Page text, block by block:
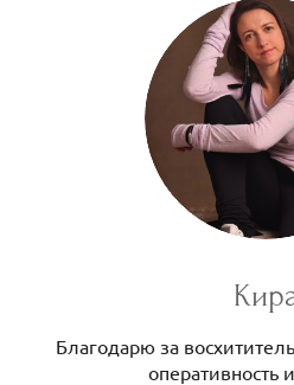
Благодарю за
оперативность